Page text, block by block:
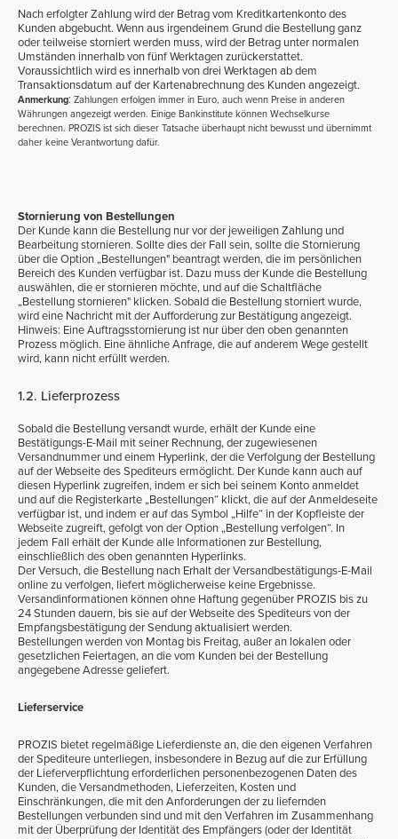
Nach erfolgter Zahlung wird der Betrag vom Kreditkartenkonto des
Kunden abgebucht. Wenn aus irgendeinem Grund die Bestellung ganz
oder teilweise storniert werden muss, wird der Betrag unter normalen
Umständen innerhalb von fünf Werktagen zurückerstattet.
Voraussichtlich wird es innerhalb von drei Werktagen ab dem
Transaktionsdatum auf der Kartenabrechnung des Kunden angezeigt.
Anmerkung: Zahlungen erfolgen immer in Euro, auch wenn Preise in anderen
Währungen angezeigt werden. Einige Bankinstitute können Wechselkurse
berechnen. PROZIS ist sich dieser Tatsache überhaupt nicht bewusst und übernimmt
daher keine Verantwortung dafür.
Stornierung von Bestellungen
Der Kunde kann die Bestellung nur vor der jeweiligen Zahlung und
Bearbeitung stornieren. Sollte dies der Fall sein, sollte die Stornierung
über die Option „Bestellungen" beantragt werden, die im persönlichen
Bereich des Kunden verfügbar ist. Dazu muss der Kunde die Bestellung
auswählen, die er stornieren möchte, und auf die Schaltfläche
„Bestellung stornieren" klicken. Sobald die Bestellung storniert wurde,
wird eine Nachricht mit der Aufforderung zur Bestätigung angezeigt.
Hinweis: Eine Auftragsstornierung ist nur über den oben genannten
Prozess möglich. Eine ähnliche Anfrage, die auf anderem Wege gestellt
wird, kann nicht erfüllt werden.
1.2. Lieferprozess
Sobald die Bestellung versandt wurde, erhält der Kunde eine
Bestätigungs-E-Mail mit seiner Rechnung, der zugewiesenen
Versandnummer und einem Hyperlink, der die Verfolgung der Bestellung
auf der Webseite des Spediteurs ermöglicht. Der Kunde kann auch auf
diesen Hyperlink zugreifen, indem er sich bei seinem Konto anmeldet
und auf die Registerkarte „Bestellungen“ klickt, die auf der Anmeldeseite
verfügbar ist, und indem er auf das Symbol „Hilfe“ in der Kopfleiste der
Webseite zugreift, gefolgt von der Option „Bestellung verfolgen“. In
jedem Fall erhält der Kunde alle Informationen zur Bestellung,
einschließlich des oben genannten Hyperlinks.
Der Versuch, die Bestellung nach Erhalt der Versandbestätigungs-E-Mail
online zu verfolgen, liefert möglicherweise keine Ergebnisse.
Versandinformationen können ohne Haftung gegenüber PROZIS bis zu
24 Stunden dauern, bis sie auf der Webseite des Spediteurs von der
Empfangsbestätigung der Sendung aktualisiert werden.
Bestellungen werden von Montag bis Freitag, außer an lokalen oder
gesetzlichen Feiertagen, an die vom Kunden bei der Bestellung
angegebene Adresse geliefert.
Lieferservice
PROZIS bietet regelmäßige Lieferdienste an, die den eigenen Verfahren
der Spediteure unterliegen, insbesondere in Bezug auf die zur Erfüllung
der Lieferverpflichtung erforderlichen personenbezogenen Daten des
Kunden, die Versandmethoden, Lieferzeiten, Kosten und
Einschränkungen, die mit den Anforderungen der zu liefernden
Bestellungen verbunden sind und mit den Verfahren im Zusammenhang
mit der Überprüfung der Identität des Empfängers (oder der Identität